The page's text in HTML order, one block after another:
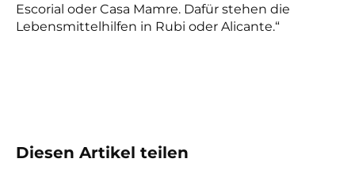
Escorial oder Casa Mamre. Dafür stehen die
Lebensmittelhilfen in Rubi oder Alicante.“
Diesen Artikel teilen